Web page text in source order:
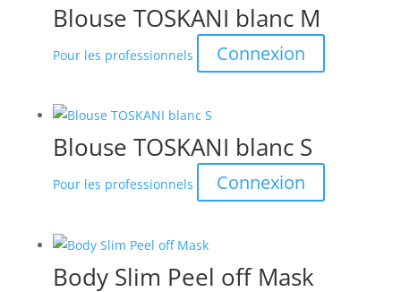
Blouse TOSKANI blanc M
Pour les professionnels Connexion
Blouse TOSKANI blanc S
Pour les professionnels Connexion
Body Slim Peel off Mask